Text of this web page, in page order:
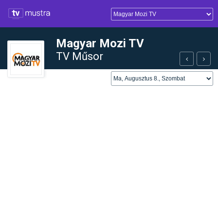
Magyar Mozi TV
TV Műsor